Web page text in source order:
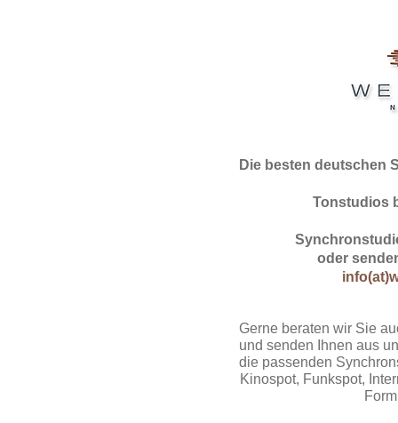
Die besten deutschen
Tonstudios
oder
Gerne beraten wir Sie
und senden Ihnen aus
die passenden
Kinospot, Funkspot,